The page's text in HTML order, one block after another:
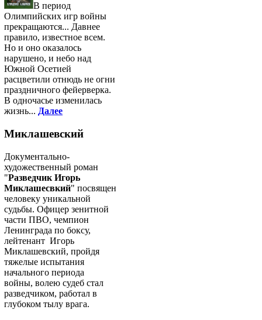
В период
Олимпийских игр войны
прекращаются... Давнее
правило, известное всем.
Но и оно оказалось
нарушено, и небо над
Южной Осетией
расцветили отнюдь не огни
праздничного фейерверка.
В одночасье изменилась
жизнь... Далее
Миклашевский
Документально-
художественный роман
"Разведчик Игорь
Миклашесвкий" посвящен
человеку уникальной
судьбы. Офицер зенитной
части ПВО, чемпион
Ленинграда по боксу,
лейтенант Игорь
Миклашевский, пройдя
тяжелые испытания
начального периода
войны, волею судеб стал
разведчиком, работал в
глубоком тылу врага.